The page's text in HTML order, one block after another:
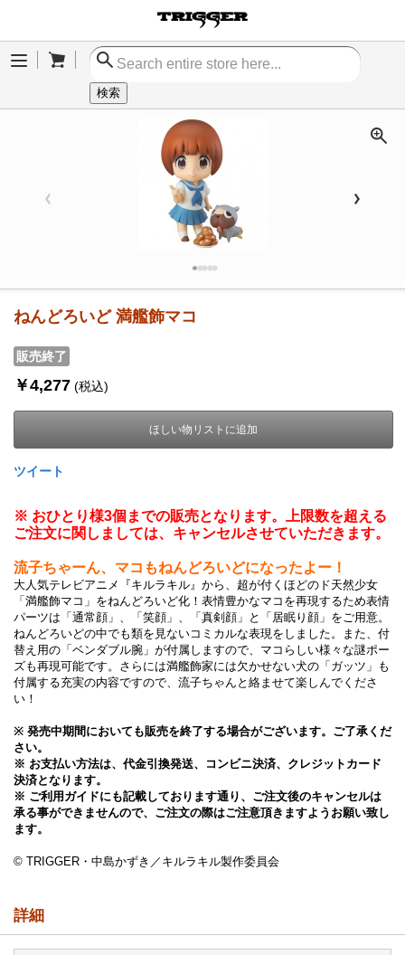
Menu
検索
ねんどろいど 満艦飾マコ
販売終了
￥4,277 (税込)
ほしい物リストに追加
ツイート
※ おひとり様3個までの販売となります。上限数を超える
ご注文に関しましては、キャンセルさせていただきます。
流子ちゃーん、マコもねんどろいどになったよー！
大人気テレビアニメ『キルラキル』から、超が付くほどのド天然少女
「満艦飾マコ」をねんどろいど化！表情豊かなマコを再現するため表情
パーツは「通常顔」、「笑顔」、「真剣顔」と「居眠り顔」をご用意。
ねんどろいどの中でも類を見ないコミカルな表現をしました。また、付
替え用の「ベンダブル腕」が付属しますので、マコらしい様々な謎ポー
ズも再現可能です。さらには満艦飾家には欠かせない犬の「ガッツ」も
付属する充実の内容ですので、流子ちゃんと絡ませて楽しんでくださ
い！
※ 発売中期間においても販売を終了する場合がございます。ご了承くだ
さい。
※ お支払い方法は、代金引換発送、コンビニ決済、クレジットカード
決済となります。
※ ご利用ガイドにも記載しております通り、ご注文後のキャンセルは
承る事ができませんので、ご注文の際はご注意頂きますようお願い致し
ます。
© TRIGGER・中島かずき／キルラキル製作委員会
詳細